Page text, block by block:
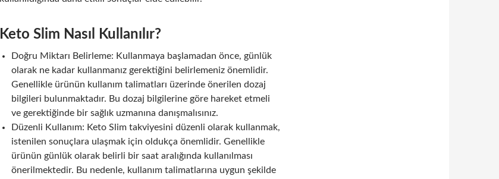
Keto Slim Nasıl Kullanılır?
Doğru Miktarı Belirleme: Kullanmaya başlamadan önce, günlük
olarak ne kadar kullanmanız gerektiğini belirlemeniz önemlidir.
Genellikle ürünün kullanım talimatları üzerinde önerilen dozaj
bilgileri bulunmaktadır. Bu dozaj bilgilerine göre hareket etmeli
ve gerektiğinde bir sağlık uzmanına danışmalısınız.
Düzenli Kullanım: Keto Slim takviyesini düzenli olarak kullanmak,
istenilen sonuçlara ulaşmak için oldukça önemlidir. Genellikle
ürünün günlük olarak belirli bir saat aralığında kullanılması
önerilmektedir. Bu nedenle, kullanım talimatlarına uygun şekilde